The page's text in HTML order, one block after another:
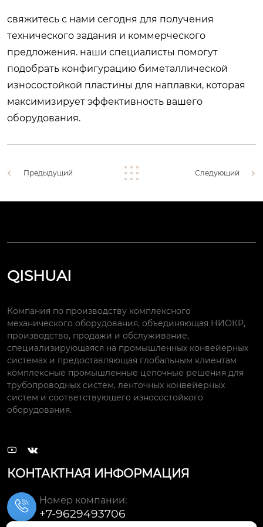
свяжитесь с нами сегодня для получения
технического задания и коммерческого
предложения. наши специалисты помогут
подобрать конфигурацию биметаллической
износостойкой пластины для наплавки, которая
максимизирует эффективность вашего
оборудования.
Предыдущий Следующий
QISHUAI
Компания по производству комплексного
механического оборудования, объединяющая НИОКР,
производство, продажи и обслуживание,
специализирующаяся на промышленных конвейерных
системах и предоставляющая глобальным клиентам
комплексные промышленные цепочные решения для
трубопроводных систем, ленточных конвейерных
систем и соответствующего износостойкого
оборудования.
 
КОНТАКТНАЯ ИНФОРМАЦИЯ
 Номер компании:
+7-9629493706